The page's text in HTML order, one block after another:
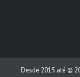
Desde 2015 até ©